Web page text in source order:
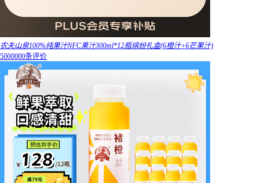
农夫山泉100%纯果汁NFC果汁300ml*12瓶缤纷礼盒(6橙汁+6芒果汁)
5000000条评价